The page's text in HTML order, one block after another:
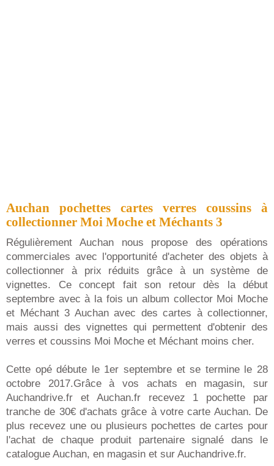
Auchan pochettes cartes verres coussins à
collectionner Moi Moche et Méchants 3
Régulièrement Auchan nous propose des opérations
commerciales avec l'opportunité d'acheter des objets à
collectionner à prix réduits grâce à un système de
vignettes. Ce concept fait son retour dès la début
septembre avec à la fois un album collector Moi Moche
et Méchant 3 Auchan avec des cartes à collectionner,
mais aussi des vignettes qui permettent d'obtenir des
verres et coussins Moi Moche et Méchant moins cher.
Cette opé débute le 1er septembre et se termine le 28
octobre 2017.Grâce à vos achats en magasin, sur
Auchandrive.fr et Auchan.fr recevez 1 pochette par
tranche de 30€ d'achats grâce à votre carte Auchan. De
plus recevez une ou plusieurs pochettes de cartes pour
l'achat de chaque produit partenaire signalé dans le
catalogue Auchan, en magasin et sur Auchandrive.fr.